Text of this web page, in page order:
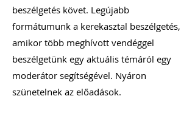
beszélgetés követ. Legújabb
formátumunk a kerekasztal beszélgetés,
amikor több meghívott vendéggel
beszélgetünk egy aktuális témáról egy
moderátor segítségével. Nyáron
szünetelnek az előadások.